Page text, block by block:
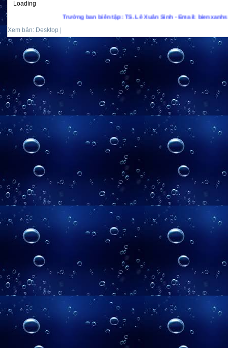
Loading
Trưởng ban biên tập: TS. Lê Xuân Sinh - Email:
Xem bản: Desktop |